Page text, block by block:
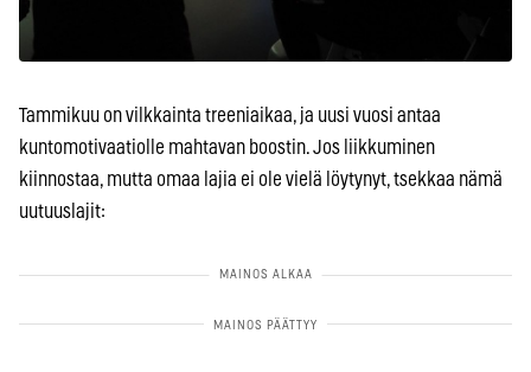
Tammikuu on vilkkainta treeniaikaa, ja uusi vuosi antaa
kuntomotivaatiolle mahtavan boostin. Jos liikkuminen
kiinnostaa, mutta omaa lajia ei ole vielä löytynyt, tsekkaa nämä
uutuuslajit: